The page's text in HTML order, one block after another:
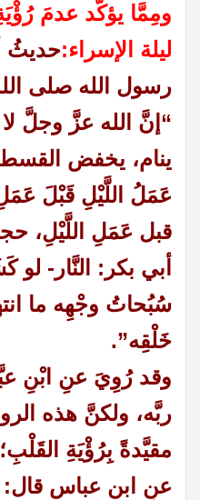
ومِمَّا يؤكّد عدمَ
ليلة الإسراء:حديثُ
رسول الله صلى
“إنَّ الله عزَّ وجلَّ لا
ينام، يخفض القسط
عَمَلُ اللَّيْلِ قَبْلَ عَمَلِ
قبل عَمَلِ اللَّيْلِ،
أبي بكر: النَّار-
سُبُحاتُ وجْهِه ما
خَلْقِه”.
وقد رُوِيَ عنِ ابْنِ
ربَّه، ولكنَّ هذه
مقيَّدةً بِرُؤْيَةِ
عنِ ابن عباس قال: